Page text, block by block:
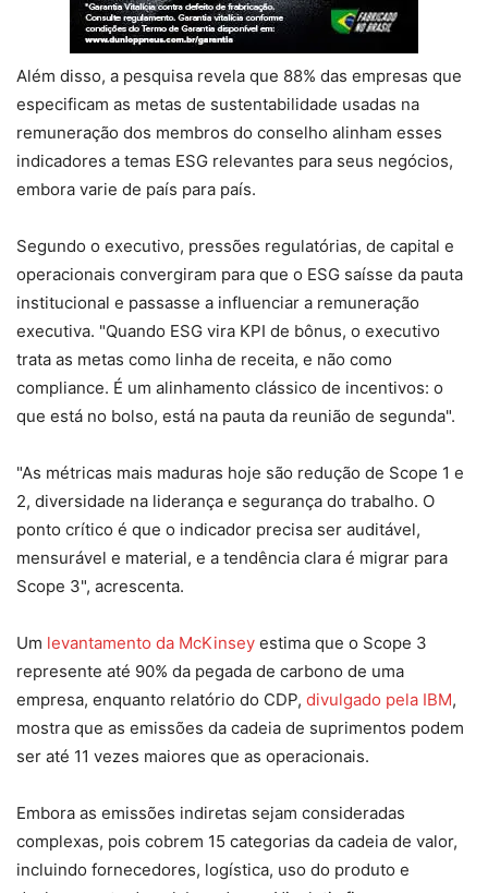
Além disso, a pesquisa revela que 88% das empresas que
especificam as metas de sustentabilidade usadas na
remuneração dos membros do conselho alinham esses
indicadores a temas ESG relevantes para seus negócios,
embora varie de país para país.
Segundo o executivo, pressões regulatórias, de capital e
operacionais convergiram para que o ESG saísse da pauta
institucional e passasse a influenciar a remuneração
executiva. "Quando ESG vira KPI de bônus, o executivo
trata as metas como linha de receita, e não como
compliance. É um alinhamento clássico de incentivos: o
que está no bolso, está na pauta da reunião de segunda".
"As métricas mais maduras hoje são redução de Scope 1 e
2, diversidade na liderança e segurança do trabalho. O
ponto crítico é que o indicador precisa ser auditável,
mensurável e material, e a tendência clara é migrar para
Scope 3", acrescenta.
Um levantamento da McKinsey estima que o Scope 3
represente até 90% da pegada de carbono de uma
empresa, enquanto relatório do CDP, divulgado pela IBM,
mostra que as emissões da cadeia de suprimentos podem
ser até 11 vezes maiores que as operacionais.
Embora as emissões indiretas sejam consideradas
complexas, pois cobrem 15 categorias da cadeia de valor,
incluindo fornecedores, logística, uso do produto e